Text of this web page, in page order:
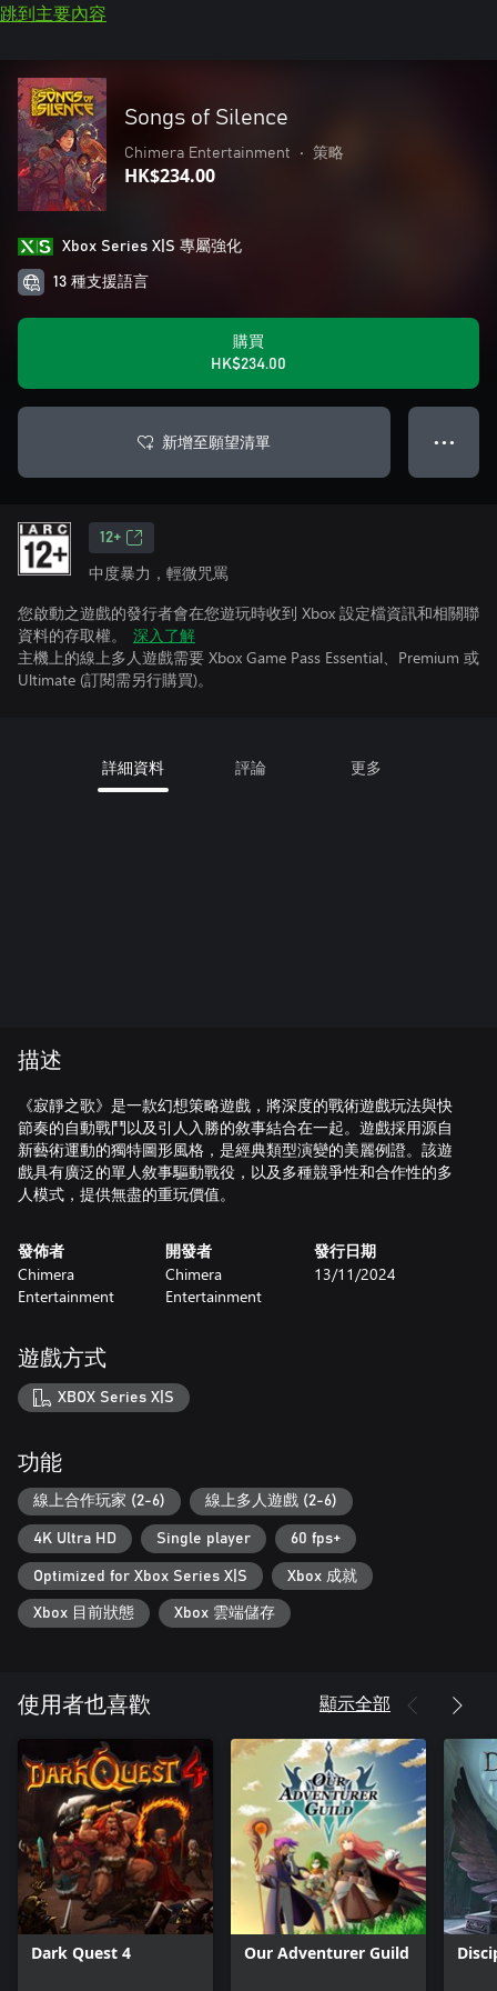
跳到主要內容
Songs of Silence
Chimera Entertainment • 策略
HK$234.00
Xbox Series X|S 專屬強化
13 種支援語言
購買
HK$234.00
新增至願望清單 ● ● ●
12+
中度暴力，輕微咒罵
您啟動之遊戲的發行者會在您遊玩時收到 Xbox 設定檔資訊和相關聯
資料的存取權。
深入了解
主機上的線上多人遊戲需要 Xbox Game Pass Essential、Premium 或
Ultimate (訂閱需另行購買)。
詳細資料 評論 更多
描述
《寂靜之歌》是一款幻想策略遊戲，將深度的戰術遊戲玩法與快
節奏的自動戰鬥以及引人入勝的敘事結合在一起。遊戲採用源自
新藝術運動的獨特圖形風格，是經典類型演變的美麗例證。該遊
戲具有廣泛的單人敘事驅動戰役，以及多種競爭性和合作性的多
人模式，提供無盡的重玩價值。
發佈者
Chimera
Entertainment
開發者
Chimera
Entertainment
發行日期
13/11/2024
遊戲方式
XBOX Series X|S
功能
線上合作玩家 (2-6) 線上多人遊戲 (2-6)
4K Ultra HD Single player 60 fps+
Optimized for Xbox Series X|S Xbox 成就
Xbox 目前狀態 Xbox 雲端儲存
使用者也喜歡 顯示全部
Dark Quest 4 Our Adventurer Guild